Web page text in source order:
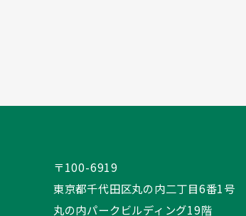
〒100-6919
東京都千代田区丸の内二丁目6番1号
丸の内パークビルディング19階